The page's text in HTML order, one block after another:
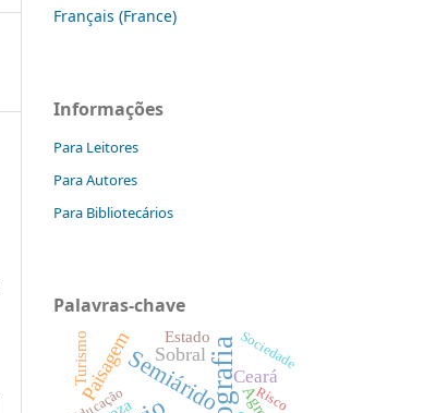
Français (France)
Informações
Para Leitores
Para Autores
Para Bibliotecários
Palavras-chave
Semiárido
Sobral
Paisagem Ceará
Turismo Estado
Risco
Sociedade